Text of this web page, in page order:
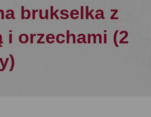
brukselka z
i orzechami (2